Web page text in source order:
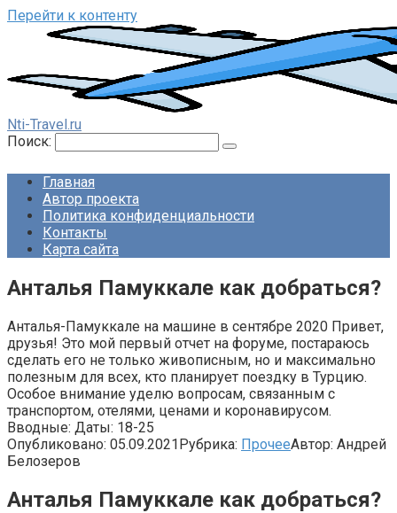
Перейти к контенту
Nti-Travel.ru
Поиск:
Главная
Автор проекта
Политика конфиденциальности
Контакты
Карта сайта
Анталья Памуккале как добраться?
Анталья-Памуккале на машине в сентябре 2020 Привет,
друзья! Это мой первый отчет на форуме, постараюсь
сделать его не только живописным, но и максимально
полезным для всех, кто планирует поездку в Турцию.
Особое внимание уделю вопросам, связанным с
транспортом, отелями, ценами и коронавирусом.
Вводные: Даты: 18-25
Опубликовано: 05.09.2021Рубрика: ПрочееАвтор: Андрей
Белозеров
Анталья Памуккале как добраться?